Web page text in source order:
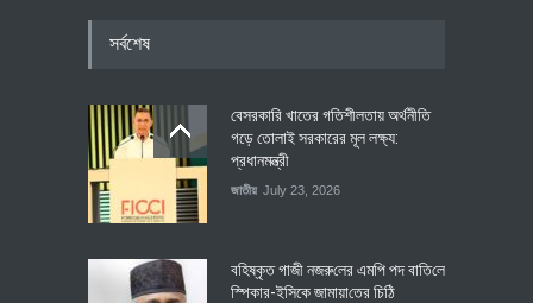
সর্বশেষ
বেসরকারি খাতের গতিশীলতায় অর্থনীতি
গড়ে তোলাই সরকারের মূল লক্ষ্য:
প্রধানমন্ত্রী
জাতীয় July 23, 2026
বহিষ্কৃত গাজী নজরু‌লের এম‌পি পদ বা‌তি‌লে
স্পিকার-ইসিকে জামায়া‌তের চি‌ঠি